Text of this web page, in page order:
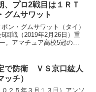
、プロ2戦目は１ＲＴ
グムサワット
ン・グムサワット（タイ）
回戦（2019年2月26日）重
。アマチュア高校5冠のス
で防衛 ＶＳ京口紘人
ッチ）
２５年３月１３日）アンソ